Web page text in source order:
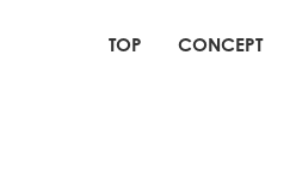
TOP CONCEPT